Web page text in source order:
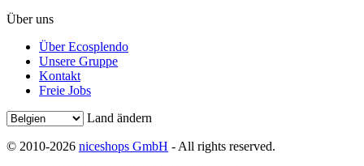
Über uns
Über Ecosplendo
Unsere Gruppe
Kontakt
Freie Jobs
Land ändern
© 2010-2026 niceshops GmbH - All rights reserved.